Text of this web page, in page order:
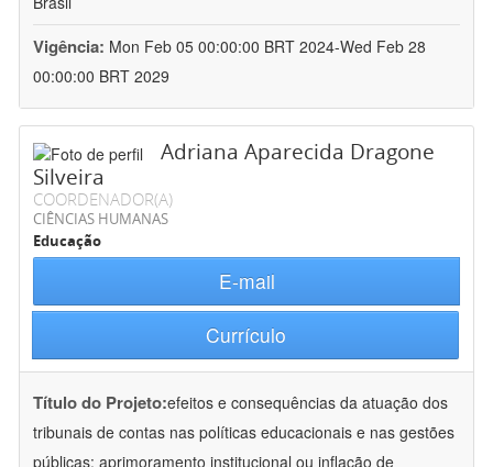
Vigência: Mon Feb 05 00:00:00 BRT 2024-Wed Feb 28
00:00:00 BRT 2029
Adriana Aparecida Dragone
Silveira
COORDENADOR(A)
CIÊNCIAS HUMANAS
Educação
E-mail
Currículo
Título do Projeto:efeitos e consequências da atuação dos
tribunais de contas nas políticas educacionais e nas gestões
públicas: aprimoramento institucional ou inflação de